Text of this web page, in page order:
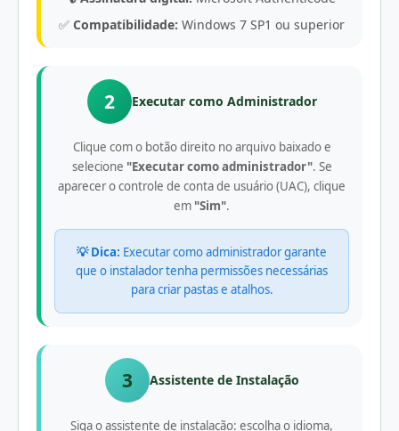
✅ Compatibilidade: Windows 7 SP1 ou superior
2 Executar como Administrador
Clique com o botão direito no arquivo baixado e
selecione "Executar como administrador". Se
aparecer o controle de conta de usuário (UAC), clique
em "Sim".
💡 Dica: Executar como administrador garante
que o instalador tenha permissões necessárias
para criar pastas e atalhos.
3 Assistente de Instalação
Siga o assistente de instalação: escolha o idioma,